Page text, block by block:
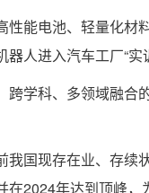
性能电池、轻量化
人进入汽车工厂“
跨学科、多领域融
我国现存在业、存
在2024年达到顶峰，